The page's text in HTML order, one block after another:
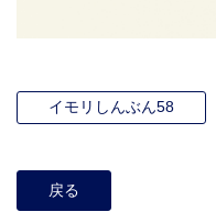
イモリしんぶん58
戻る